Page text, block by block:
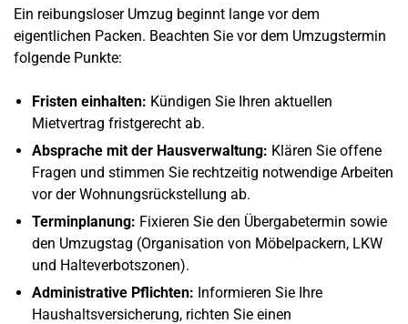
Ein reibungsloser Umzug beginnt lange vor dem
eigentlichen Packen. Beachten Sie vor dem Umzugstermin
folgende Punkte:
Fristen einhalten: Kündigen Sie Ihren aktuellen
Mietvertrag fristgerecht ab.
Absprache mit der Hausverwaltung: Klären Sie offene
Fragen und stimmen Sie rechtzeitig notwendige Arbeiten
vor der Wohnungsrückstellung ab.
Terminplanung: Fixieren Sie den Übergabetermin sowie
den Umzugstag (Organisation von Möbelpackern, LKW
und Halteverbotszonen).
Administrative Pflichten: Informieren Sie Ihre
Haushaltsversicherung, richten Sie einen